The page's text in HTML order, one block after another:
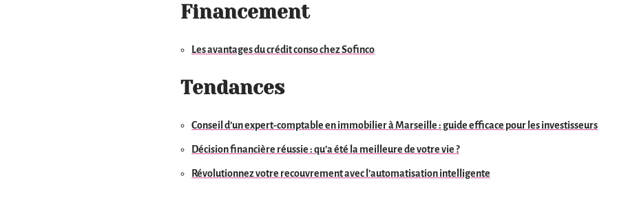
Financement
Les avantages du crédit conso chez Sofinco
Tendances
Conseil d’un expert-comptable en immobilier à Marseille : guide efficace pour les investisseurs
Décision financière réussie : qu’a été la meilleure de votre vie ?
Révolutionnez votre recouvrement avec l’automatisation intelligente